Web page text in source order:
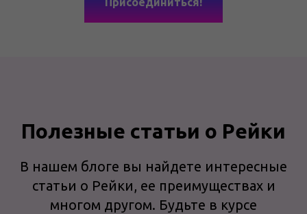
Полезные статьи о Рейки
В нашем блоге вы найдете интересные
статьи о Рейки, ее преимуществах и
многом другом. Будьте в курсе